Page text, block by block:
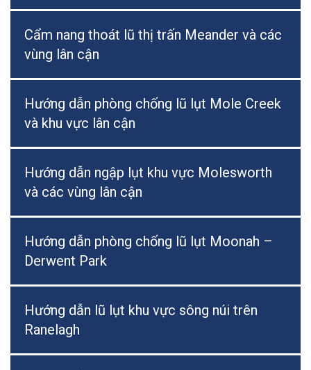
Cẩm nang thoát lũ thị trấn Meander và các
vùng lân cận
Hướng dẫn phòng chống lũ lụt Mole Creek
và khu vực lân cận
Hướng dẫn ngập lụt khu vực Molesworth
và các vùng lân cận
Hướng dẫn phòng chống lũ lụt Moonah –
Derwent Park
Hướng dẫn lũ lụt khu vực sông núi trên
Ranelagh